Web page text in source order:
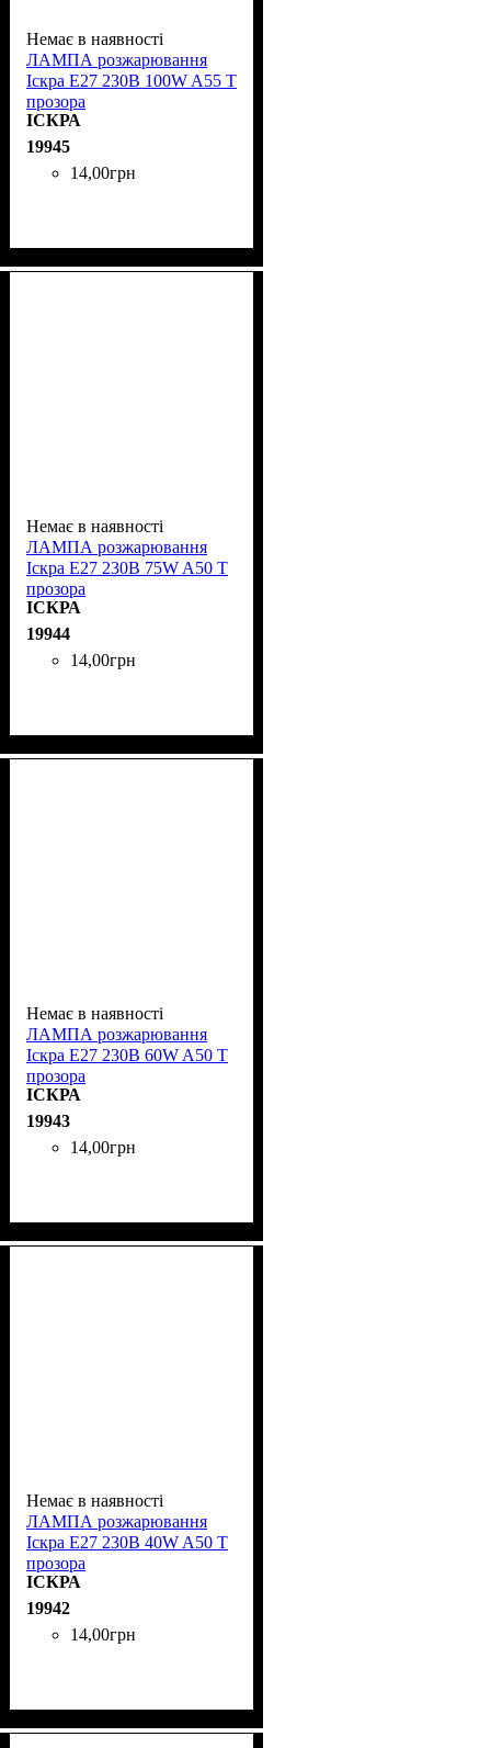
Немає в наявності
ЛАМПА розжарювання
Іскра Е27 230B 100W A55 T
прозора
ІСКРА
19945
14,00грн
Немає в наявності
ЛАМПА розжарювання
Іскра Е27 230B 75W A50 T
прозора
ІСКРА
19944
14,00грн
Немає в наявності
ЛАМПА розжарювання
Іскра Е27 230B 60W A50 T
прозора
ІСКРА
19943
14,00грн
Немає в наявності
ЛАМПА розжарювання
Іскра Е27 230B 40W A50 T
прозора
ІСКРА
19942
14,00грн